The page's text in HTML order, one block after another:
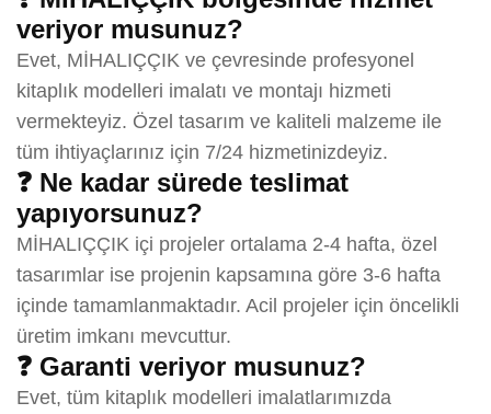
veriyor musunuz?
Evet, MİHALIÇÇIK ve çevresinde profesyonel
kitaplık modelleri imalatı ve montajı hizmeti
vermekteyiz. Özel tasarım ve kaliteli malzeme ile
tüm ihtiyaçlarınız için 7/24 hizmetinizdeyiz.
❓ Ne kadar sürede teslimat
yapıyorsunuz?
MİHALIÇÇIK içi projeler ortalama 2-4 hafta, özel
tasarımlar ise projenin kapsamına göre 3-6 hafta
içinde tamamlanmaktadır. Acil projeler için öncelikli
üretim imkanı mevcuttur.
❓ Garanti veriyor musunuz?
Evet, tüm kitaplık modelleri imalatlarımızda